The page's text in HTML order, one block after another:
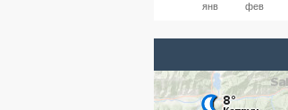
янв фев